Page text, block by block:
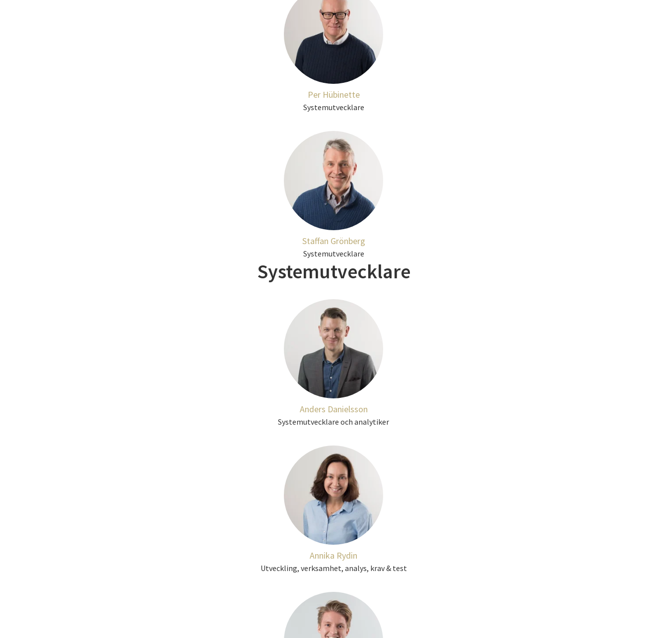
Per Hübinette
Systemutvecklare
Staffan Grönberg
Systemutvecklare
Systemutvecklare
Anders Danielsson
Systemutvecklare och analytiker
Annika Rydin
Utveckling, verksamhet, analys, krav & test